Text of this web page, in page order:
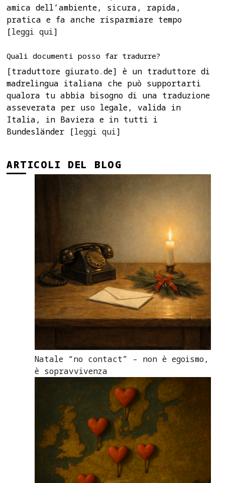
amica dell’ambiente, sicura, rapida,
pratica e fa anche risparmiare tempo
[leggi qui]
Quali documenti posso far tradurre?
[traduttore giurato.de] è un traduttore di
madrelingua italiana che può supportarti
qualora tu abbia bisogno di una traduzione
asseverata per uso legale, valida in
Italia, in Baviera e in tutti i
Bundesländer [leggi qui]
ARTICOLI DEL BLOG
Natale “no contact” – non è egoismo,
è sopravvivenza